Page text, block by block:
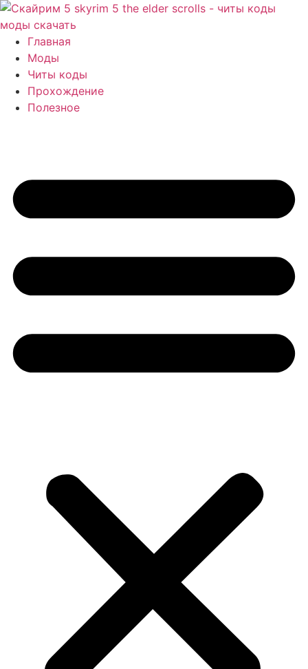
Перейти
к
содержимому
Главная
Моды
Читы коды
Прохождение
Полезное